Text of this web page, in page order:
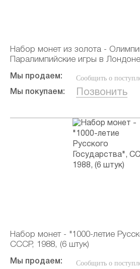
Набор монет из золота -
Паралимпийские игры в
Мы продаем: Сообщить о
Мы покупаем: Позвонить
Набор монет - "1000-летие
СССР, 1988, (6 штук)
Мы продаем: Сообщить о